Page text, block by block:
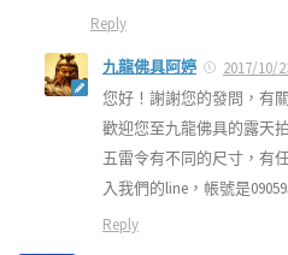
Reply
九龍佛具阿婷
2017/10/
您好！謝謝您的發問，有
歡迎您至九龍佛具的露天
五雷令有不同的尺寸，有
入我們的line，帳號是
Reply